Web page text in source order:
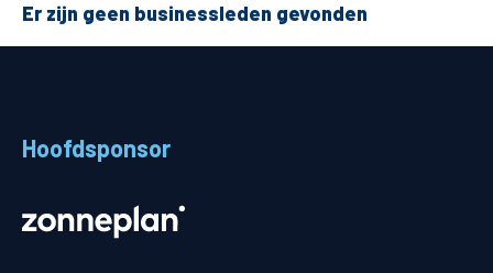
Matchdays
MVO & Regio
Er zijn geen businessleden gevonden
Hoofdsponsor